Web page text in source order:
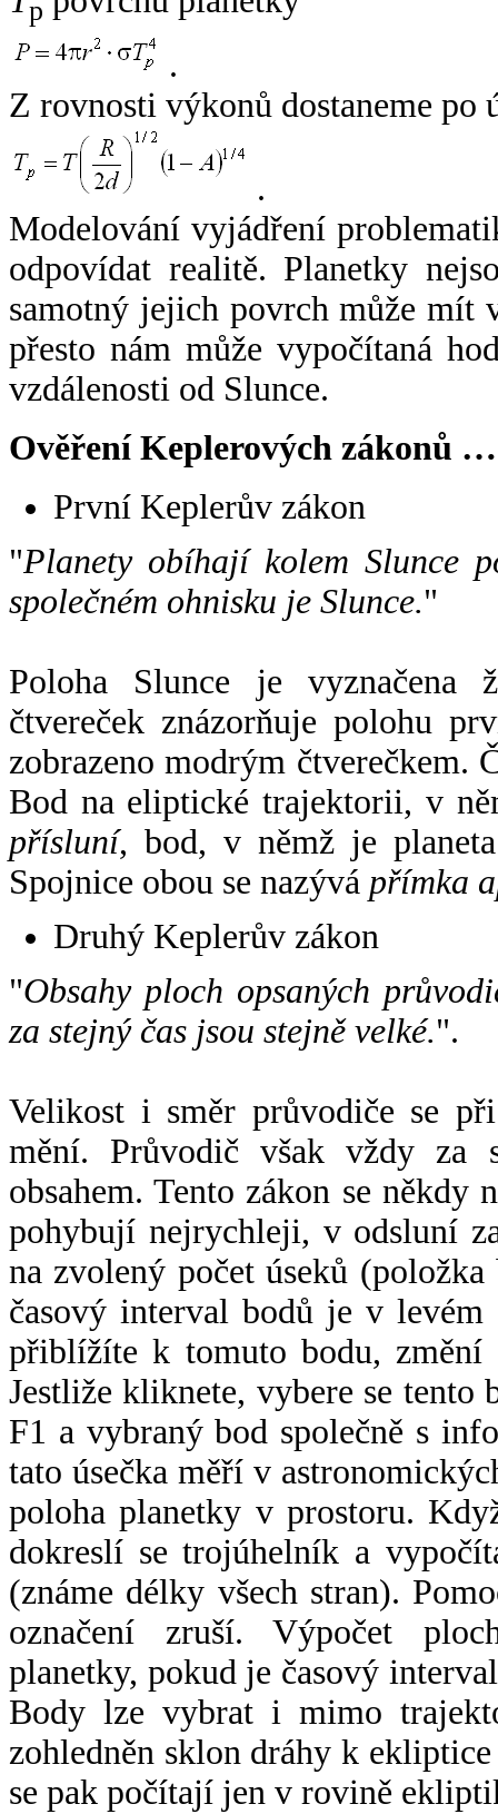
p
.
Z rovnosti výkonů dostaneme po
.
Modelování vyjádření
odpovídat realitě. Planetky
samotný jejich povrch může mít
přesto nám může vypočítaná
vzdálenosti od Slunce.
Ověření Keplerových zákonů …
První Keplerův zákon
"Planety obíhají kolem Slunce
společném ohnisku je Slunce."
Poloha Slunce je vyznačena
čtvereček znázorňuje polohu
zobrazeno modrým čtverečkem.
Bod na eliptické trajektorii, v
přísluní, bod, v němž je
Spojnice obou se nazývá přímka
Druhý Keplerův zákon
"Obsahy ploch opsaných
za stejný čas jsou stejně velké.".
Velikost i směr průvodiče se
mění. Průvodič však vždy za
obsahem. Tento zákon se někdy
pohybují nejrychleji, v odsluní
na zvolený počet úseků
časový interval bodů je v
přiblížíte k tomuto bodu,
Jestliže kliknete, vybere se tento
F1 a vybraný bod společně s
tato úsečka měří v
poloha planetky v prostoru.
dokreslí se trojúhelník a
(známe délky všech stran).
označení zruší. Výpočet
planetky, pokud je časový
Body lze vybrat i mimo
zohledněn sklon dráhy k
se pak počítají jen v rovině